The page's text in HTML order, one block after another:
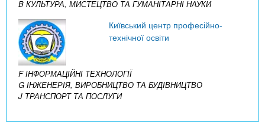
B КУЛЬТУРА, МИСТЕЦТВО ТА ГУМАНІТАРНІ НАУКИ
Київський центр професійно-
технічної освіти
F ІНФОРМАЦІЙНІ ТЕХНОЛОГІЇ
G ІНЖЕНЕРІЯ, ВИРОБНИЦТВО ТА БУДІВНИЦТВО
J ТРАНСПОРТ ТА ПОСЛУГИ